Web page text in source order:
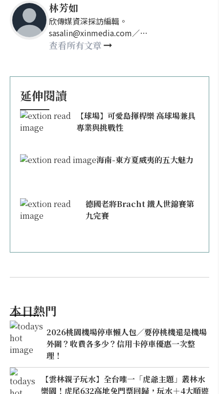
林芳如
欣傳媒資深採訪編輯。
sasalin@xinmedia.com／
happy21917@gmail.com
查看所有文章
延伸閱讀
【球場】可愛島揮桿樂 高球場兼具
專業與挑戰性
海南-東方夏威夷的五大魅力
德國老將Bracht 鐵人世錦賽第
九完賽
本日熱門
2026桃園機場停車懶人包／要停桃機還是機場
外圍？收費各多少？信用卡停車優惠一次整
理！
【雲林親子玩水】全台唯一「虎爺主題」叢林水
樂園！虎尾632高地免門票回歸，玩水＋4大順遊